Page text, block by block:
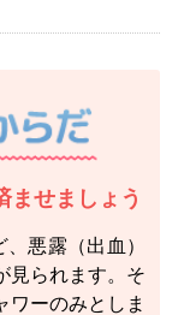
ませましょう
悪露（出血）
見られます。そ
ワーのみとしま